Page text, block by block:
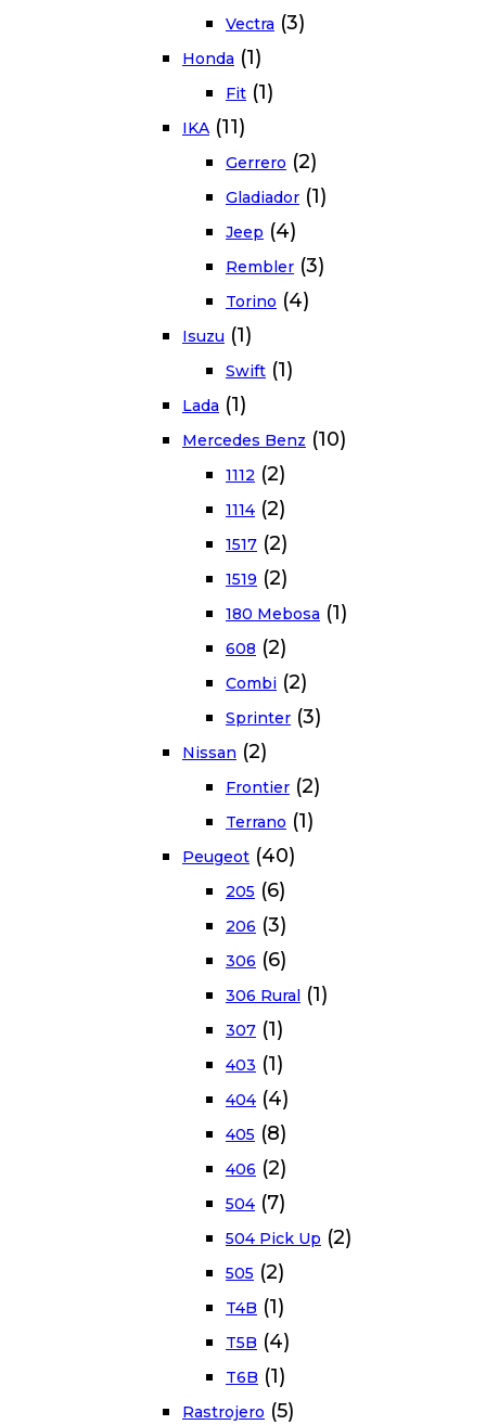
Vectra (3)
Honda (1)
Fit (1)
IKA (11)
Gerrero (2)
Gladiador (1)
Jeep (4)
Rembler (3)
Torino (4)
Isuzu (1)
Swift (1)
Lada (1)
Mercedes Benz (10)
1112 (2)
1114 (2)
1517 (2)
1519 (2)
180 Mebosa (1)
608 (2)
Combi (2)
Sprinter (3)
Nissan (2)
Frontier (2)
Terrano (1)
Peugeot (40)
205 (6)
206 (3)
306 (6)
306 Rural (1)
307 (1)
403 (1)
404 (4)
405 (8)
406 (2)
504 (7)
504 Pick Up (2)
505 (2)
T4B (1)
T5B (4)
T6B (1)
Rastrojero (5)